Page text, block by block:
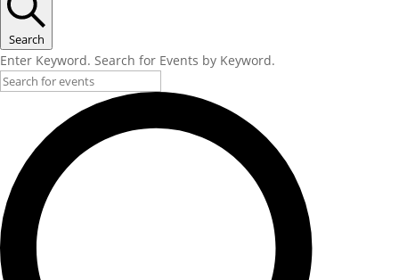
Search
Enter Keyword. Search for Events by Keyword.